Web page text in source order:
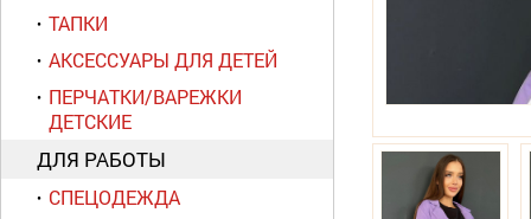
ТАПКИ
АКСЕССУАРЫ ДЛЯ ДЕТЕЙ
ПЕРЧАТКИ/ВАРЕЖКИ
ДЕТСКИЕ
ДЛЯ РАБОТЫ
СПЕЦОДЕЖДА